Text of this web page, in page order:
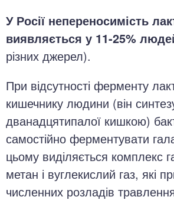
У Росії непереносимість
виявляється у 11-25%
різних джерел).
При відсутності ферменту
кишечнику людини (він
дванадцятипалої кишкою)
самостійно ферментувати
цьому виділяється комплекс
метан і вуглекислий газ, які
численних розладів